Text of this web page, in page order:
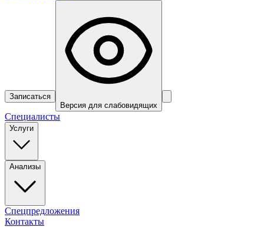
Записаться
Версия для слабовидящих
Специалисты
Услуги
Анализы
Спецпредложения
Контакты